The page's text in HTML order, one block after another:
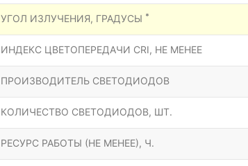
УГОЛ ИЗЛУЧЕНИЯ, ГРАДУСЫ *
ИНДЕКС ЦВЕТОПЕРЕДАЧИ CRI, НЕ МЕНЕЕ
ПРОИЗВОДИТЕЛЬ СВЕТОДИОДОВ
КОЛИЧЕСТВО СВЕТОДИОДОВ, ШТ.
РЕСУРС РАБОТЫ (НЕ МЕНЕЕ), Ч.